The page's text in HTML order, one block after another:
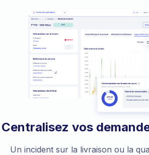
Centralisez vos
Un incident sur la livraison ou la